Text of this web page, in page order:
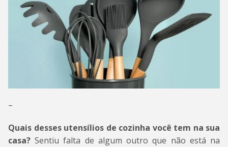
–
Quais desses utensílios de cozinha você tem na sua
casa?Sentiu falta de algum outro que não está na